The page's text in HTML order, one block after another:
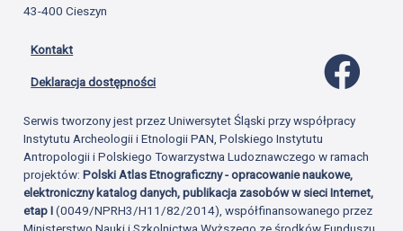
43-400 Cieszyn
Kontakt
Deklaracja dostępności
Serwis tworzony jest przez Uniwersytet Śląski przy współpracy
Instytutu Archeologii i Etnologii PAN, Polskiego Instytutu
Antropologii i Polskiego Towarzystwa Ludoznawczego w ramach
projektów:Polski Atlas Etnograficzny - opracowanie naukowe,
elektroniczny katalog danych, publikacja zasobów w sieci Internet,
etap I(0049/NPRH3/H11/82/2014), współfinansowanego przez
Ministerstwo Nauki i Szkolnictwa Wyższego ze środków Funduszu